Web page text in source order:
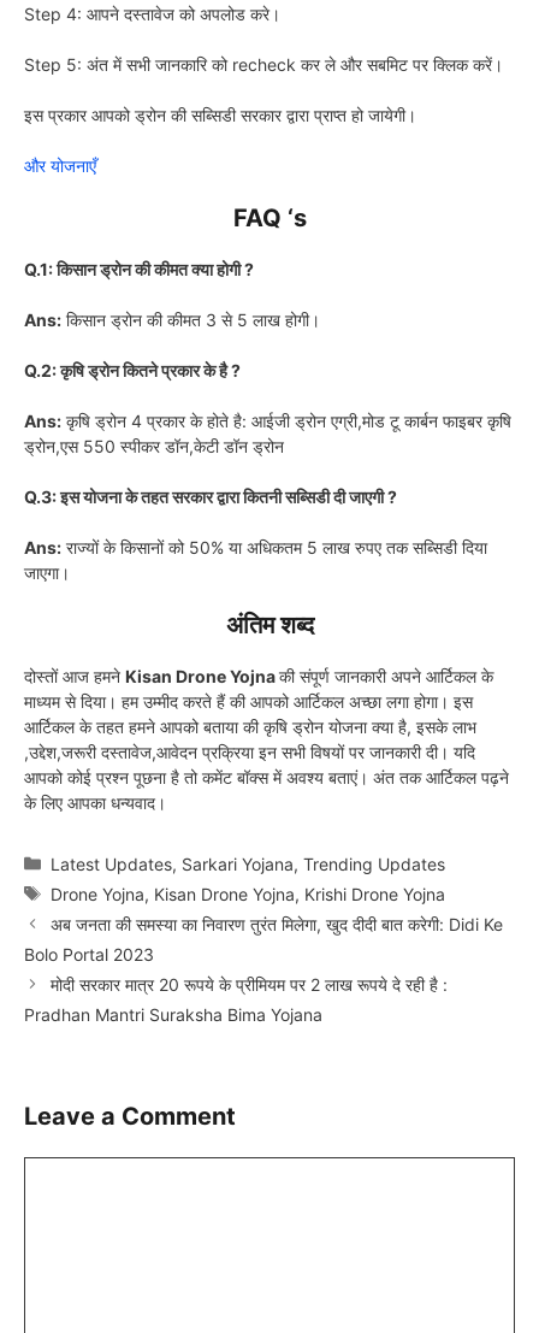
Step 4: आपने दस्तावेज को अपलोड करे।
Step 5: अंत में सभी जानकारि को recheck कर ले और सबमिट पर क्लिक करें।
इस प्रकार आपको ड्रोन की सब्सिडी सरकार द्वारा प्राप्त हो जायेगी।
और योजनाएँ
FAQ ‘s
Q.1: किसान ड्रोन की कीमत क्या होगी ?
Ans: किसान ड्रोन की कीमत 3 से 5 लाख होगी।
Q.2: कृषि ड्रोन कितने प्रकार के है ?
Ans: कृषि ड्रोन 4 प्रकार के होते है: आईजी ड्रोन एग्री,मोड टू कार्बन फाइबर कृषि
ड्रोन,एस 550 स्पीकर डॉन,केटी डॉन ड्रोन
Q.3: इस योजना के तहत सरकार द्वारा कितनी सब्सिडी दी जाएगी ?
Ans: राज्यों के किसानों को 50% या अधिकतम 5 लाख रुपए तक सब्सिडी दिया
जाएगा।
अंतिम शब्द
दोस्तों आज हमने Kisan Drone Yojnaकी संपूर्ण जानकारी अपने आर्टिकल के
माध्यम से दिया। हम उम्मीद करते हैं की आपको आर्टिकल अच्छा लगा होगा। इस
आर्टिकल के तहत हमने आपको बताया की कृषि ड्रोन योजना क्या है, इसके लाभ
,उद्देश,जरूरी दस्तावेज,आवेदन प्रक्रिया इन सभी विषयों पर जानकारी दी। यदि
आपको कोई प्रश्न पूछना है तो कमेंट बॉक्स में अवश्य बताएं। अंत तक आर्टिकल पढ़ने
के लिए आपका धन्यवाद।
Categories
Latest Updates, Sarkari Yojana,Trending Updates
Tags
Drone Yojna, Kisan Drone Yojna, Krishi Drone Yojna
अब जनता की समस्या का निवारण तुरंत मिलेगा, खुद दीदी बात करेगी: Didi Ke
Bolo Portal 2023
मोदी सरकार मात्र 20 रूपये के प्रीमियम पर 2 लाख रूपये दे रही है :
Pradhan Mantri Suraksha Bima Yojana
Leave a Comment